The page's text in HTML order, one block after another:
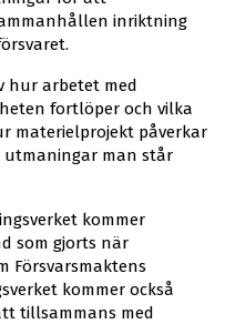
inriktning
hur arbetet med
fortlöper och vilka
materielprojekt påverkar
utmaningar man står
kommer
som gjorts när
Försvarsmaktens
kommer också
tillsammans med